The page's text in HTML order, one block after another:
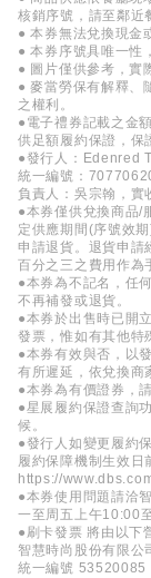
核銷序號，請至鄰近
● 本券無法兌換現金
● 本券序號具唯一性
● 圖片僅供參考，實
● 麥當勞保有解釋、
之權利。
●電子禮券記載之金
供足額履約保證，保
●發行人：Edenred
統一編號：
負責人：吳宗翰，實
●本券僅供兌換商品/
定供應期間(序號效
申請退貨。退貨申請
百分之三之費用作為
●本券為不記名，任
不再補發或退貨。
●本券於出售時已開
發票，惟如有其他特
●本券有效與否，以
有所遲延，依兌換商
●本券為有價證券，
●星展履約保證查詢
候。
●發行人如變更履約
履約保障機制生效日
https://
●本券使用問題請洽
一至周五上午10:00
●刷卡發票 將由以下
智慧時尚股份有限公
統一編號 53520085